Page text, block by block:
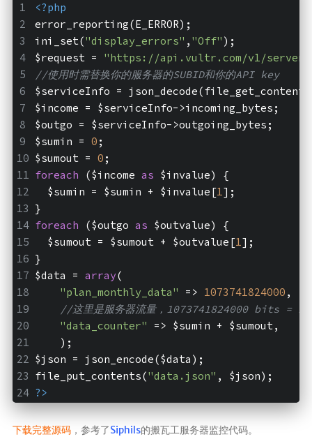
<?php
error_reporting(E_ERROR);
ini_set("display_errors" , "Off" );
$request = "https://api.vultr.com/v1/server/
//使用时需替换你的服务器的SUBID和你的API key
$serviceInfo =
$income = $serviceInfo->incoming_bytes;
$outgo = $serviceInfo->outgoing_bytes;
$sumin = 0 ;
$sumout = 0 ;
foreach ($income as $invalue) {
  $sumin = $sumin + $invalue[
1];
}
foreach ($outgo as $outvalue) {
  $sumout = $sumout + $outvalue[
1];
}
$data = array(
"plan_monthly_data"
=> 1073741824000 ,
//这里是服务器流量，1073741824000 bits =
"data_counter"
=> $sumin + $sumout,
    );
$json = json_encode($data);
file_put_contents("data.json" , $json);
?>
下载完整源码，参考了Siphils的搬瓦工服务器监控代码。